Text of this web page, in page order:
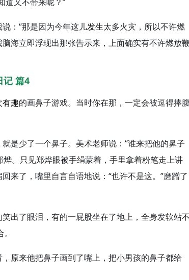
说：“那是因为今年这儿发生太多火灾，所以不许燃
海立即浮现出那张告示来，上面确实有不许燃放
记 篇4
有趣的画鼻子游戏。当时你在那，一定会被逗得捧
是少了一个鼻子。美术老师说：“谁来把他的鼻子
。只见郑烨眼被手绢蒙着，手里拿着粉笔走上讲
来了，嘴里自言自语地说：“也许不是这。”磨蹭了
出了眼泪，有的一屁股坐在了地上，全身发软站
，原来他把鼻子画到了嘴上，把小男孩的鼻子都给